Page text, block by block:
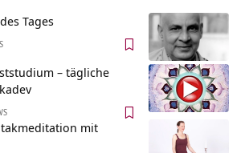
Tages
– tägliche
mit